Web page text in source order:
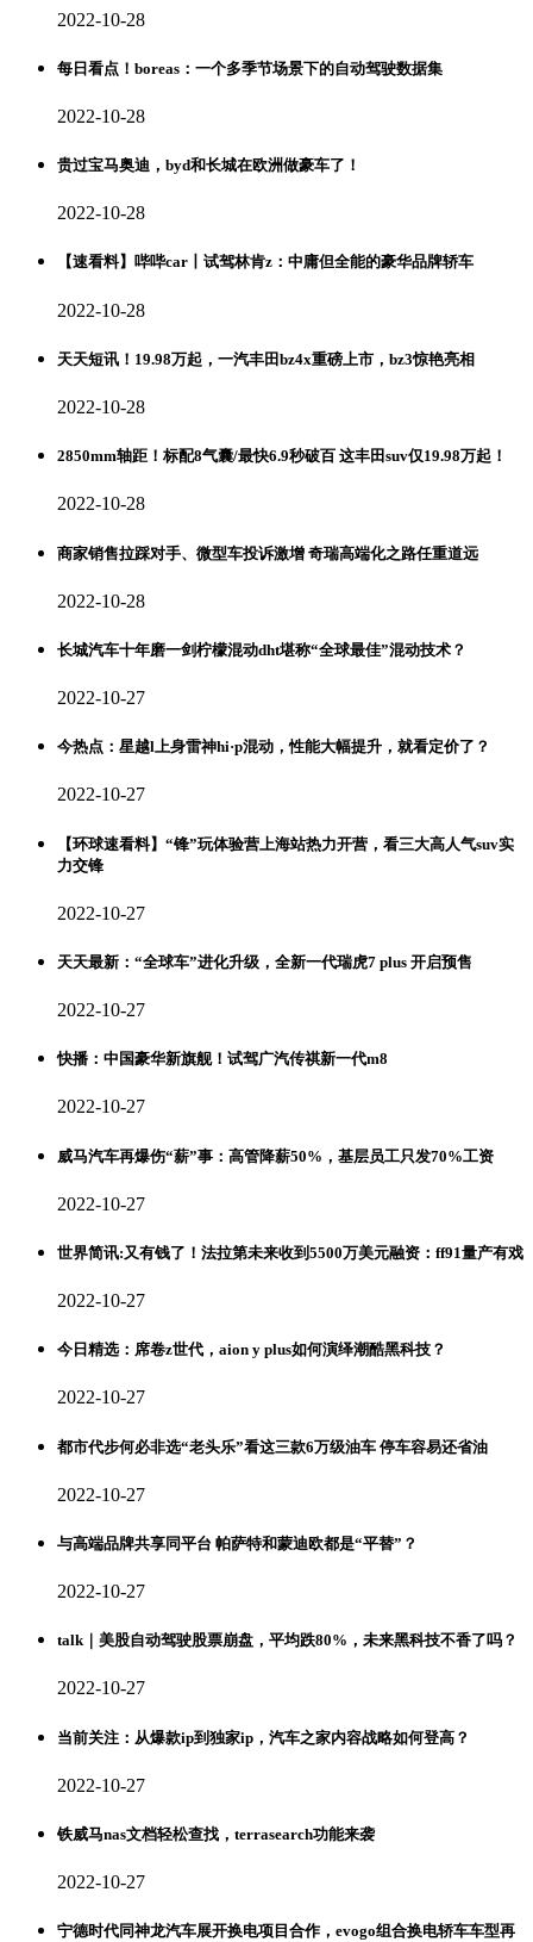
2022-10-28
每日看点！boreas：一个多季节场景下的自动驾驶数据集
2022-10-28
贵过宝马奥迪，byd和长城在欧洲做豪车了！
2022-10-28
【速看料】哔哔car丨试驾林肯z：中庸但全能的豪华品牌轿车
2022-10-28
天天短讯！19.98万起，一汽丰田bz4x重磅上市，bz3惊艳亮相
2022-10-28
2850mm轴距！标配8气囊/最快6.9秒破百 这丰田suv仅19.98万起！
2022-10-28
商家销售拉踩对手、微型车投诉激增 奇瑞高端化之路任重道远
2022-10-28
长城汽车十年磨一剑柠檬混动dht堪称“全球最佳”混动技术？
2022-10-27
今热点：星越l上身雷神hi·p混动，性能大幅提升，就看定价了？
2022-10-27
【环球速看料】“锋”玩体验营上海站热力开营，看三大高人气suv实
力交锋
2022-10-27
天天最新：“全球车”进化升级，全新一代瑞虎7 plus 开启预售
2022-10-27
快播：中国豪华新旗舰！试驾广汽传祺新一代m8
2022-10-27
威马汽车再爆伤“薪”事：高管降薪50%，基层员工只发70%工资
2022-10-27
世界简讯:又有钱了！法拉第未来收到5500万美元融资：ff91量产有戏
2022-10-27
今日精选：席卷z世代，aion y plus如何演绎潮酷黑科技？
2022-10-27
都市代步何必非选“老头乐”看这三款6万级油车 停车容易还省油
2022-10-27
与高端品牌共享同平台 帕萨特和蒙迪欧都是“平替”？
2022-10-27
talk｜美股自动驾驶股票崩盘，平均跌80%，未来黑科技不香了吗？
2022-10-27
当前关注：从爆款ip到独家ip，汽车之家内容战略如何登高？
2022-10-27
铁威马nas文档轻松查找，terrasearch功能来袭
2022-10-27
宁德时代同神龙汽车展开换电项目合作，evogo组合换电轿车车型再